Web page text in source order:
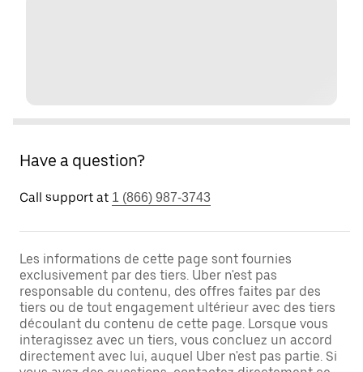
Have a question?
Call support at 1 (866) 987-3743
Les informations de cette page sont fournies
exclusivement par des tiers. Uber n'est pas
responsable du contenu, des offres faites par des
tiers ou de tout engagement ultérieur avec des tiers
découlant du contenu de cette page. Lorsque vous
interagissez avec un tiers, vous concluez un accord
directement avec lui, auquel Uber n'est pas partie. Si